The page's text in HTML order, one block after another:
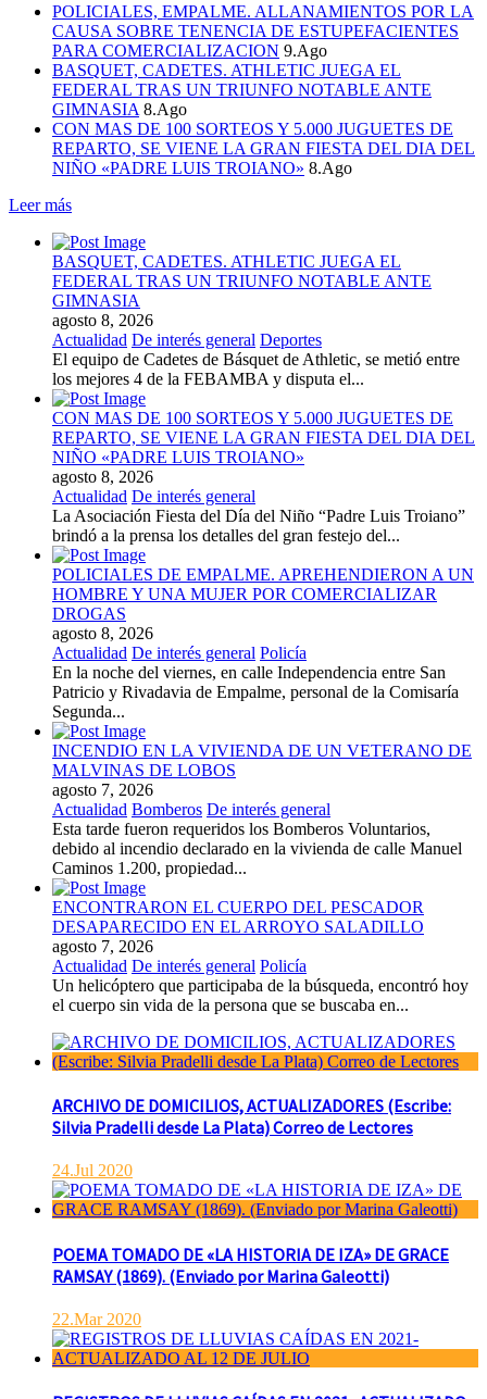
POLICIALES, EMPALME. ALLANAMIENTOS POR LA
CAUSA SOBRE TENENCIA DE ESTUPEFACIENTES
PARA COMERCIALIZACION 9.Ago
BASQUET, CADETES. ATHLETIC JUEGA EL
FEDERAL TRAS UN TRIUNFO NOTABLE ANTE
GIMNASIA 8.Ago
CON MAS DE 100 SORTEOS Y 5.000 JUGUETES DE
REPARTO, SE VIENE LA GRAN FIESTA DEL DIA DEL
NIÑO «PADRE LUIS TROIANO» 8.Ago
Leer más
BASQUET, CADETES. ATHLETIC JUEGA EL
FEDERAL TRAS UN TRIUNFO NOTABLE ANTE
GIMNASIA
agosto 8, 2026
Actualidad De interés general Deportes
El equipo de Cadetes de Básquet de Athletic, se metió entre
los mejores 4 de la FEBAMBA y disputa el...
CON MAS DE 100 SORTEOS Y 5.000 JUGUETES DE
REPARTO, SE VIENE LA GRAN FIESTA DEL DIA DEL
NIÑO «PADRE LUIS TROIANO»
agosto 8, 2026
Actualidad De interés general
La Asociación Fiesta del Día del Niño “Padre Luis Troiano”
brindó a la prensa los detalles del gran festejo del...
POLICIALES DE EMPALME. APREHENDIERON A UN
HOMBRE Y UNA MUJER POR COMERCIALIZAR
DROGAS
agosto 8, 2026
Actualidad De interés general Policía
En la noche del viernes, en calle Independencia entre San
Patricio y Rivadavia de Empalme, personal de la Comisaría
Segunda...
INCENDIO EN LA VIVIENDA DE UN VETERANO DE
MALVINAS DE LOBOS
agosto 7, 2026
Actualidad Bomberos De interés general
Esta tarde fueron requeridos los Bomberos Voluntarios,
debido al incendio declarado en la vivienda de calle Manuel
Caminos 1.200, propiedad...
ENCONTRARON EL CUERPO DEL PESCADOR
DESAPARECIDO EN EL ARROYO SALADILLO
agosto 7, 2026
Actualidad De interés general Policía
Un helicóptero que participaba de la búsqueda, encontró hoy
el cuerpo sin vida de la persona que se buscaba en...
ARCHIVO DE DOMICILIOS, ACTUALIZADORES (Escribe:
Silvia Pradelli desde La Plata) Correo de Lectores
24.Jul 2020
POEMA TOMADO DE «LA HISTORIA DE IZA» DE GRACE
RAMSAY (1869). (Enviado por Marina Galeotti)
22.Mar 2020